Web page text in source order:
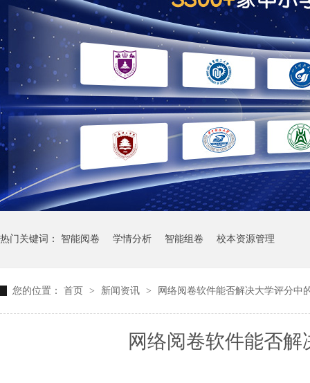
热门关键词： 智能阅卷 学情分析 智能组卷 校本资源管理
您的位置： 首页 > 新闻资讯 > 网络阅卷软件能否解决大学评分中
网络阅卷软件能否